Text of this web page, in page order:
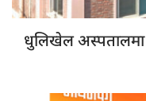
धुलिखेल अस्पतालमा